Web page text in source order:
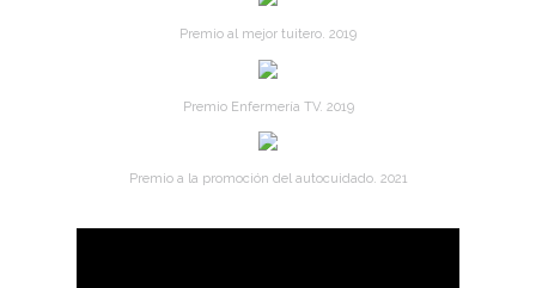
Premio al mejor tuitero. 2019
Premio Enfermería TV. 2019
Premio a la promoción del autocuidado. 2021